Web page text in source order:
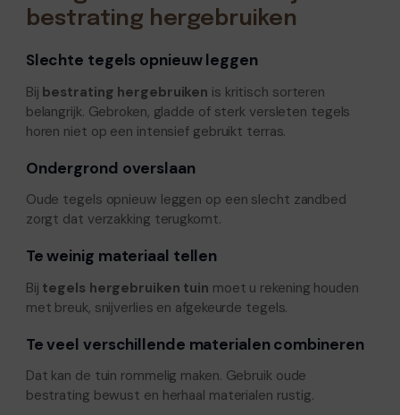
bestrating hergebruiken
Slechte tegels opnieuw leggen
Bij bestrating hergebruiken is kritisch sorteren
belangrijk. Gebroken, gladde of sterk versleten tegels
horen niet op een intensief gebruikt terras.
Ondergrond overslaan
Oude tegels opnieuw leggen op een slecht zandbed
zorgt dat verzakking terugkomt.
Te weinig materiaal tellen
Bij tegels hergebruiken tuin moet u rekening houden
met breuk, snijverlies en afgekeurde tegels.
Te veel verschillende materialen combineren
Dat kan de tuin rommelig maken. Gebruik oude
bestrating bewust en herhaal materialen rustig.